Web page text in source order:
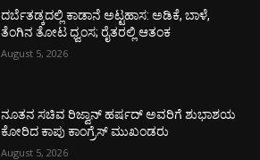
ದರ್ಬೆತಡ್ಕದಲ್ಲಿ ಕಾಡಾನೆ ಅಟ್ಟಹಾಸ: ಅಡಿಕೆ, ಬಾಳೆ,
ತೆಂಗಿನ ತೋಟ ಧ್ವಂಸ; ರೈತರಲ್ಲಿ ಆತಂಕ
August 5, 2026
ನೂತನ ಸಚಿವ ರಿಜ್ವಾನ್ ಹರ್ಷದ್ ಅವರಿಗೆ ಶುಭಾಶಯ
ಕೋರಿದ ಕಾಪು ಕಾಂಗ್ರೆಸ್ ಮುಖಂಡರು
August 5, 2026